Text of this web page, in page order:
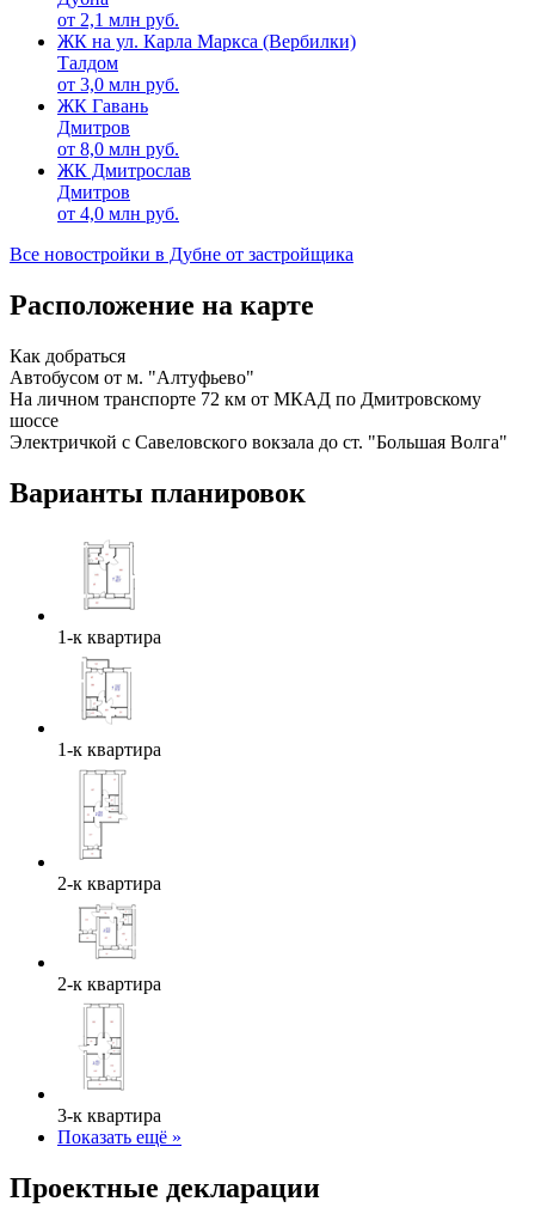
от 2,1 млн руб.
ЖК на ул. Карла Маркса (Вербилки)
Талдом
от 3,0 млн руб.
ЖК Гавань
Дмитров
от 8,0 млн руб.
ЖК Дмитрослав
Дмитров
от 4,0 млн руб.
Все новостройки в Дубне от застройщика
Расположение на карте
Как добраться
Автобусом от м. "Алтуфьево"
На личном транспорте 72 км от МКАД по Дмитровскому
шоссе
Электричкой с Савеловского вокзала до ст. "Большая Волга"
Варианты планировок
1-к квартира
1-к квартира
2-к квартира
2-к квартира
3-к квартира
Показать ещё »
Проектные декларации